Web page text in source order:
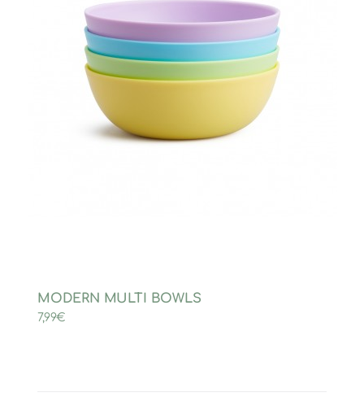
MODERN MULTI BOWLS
7,99€